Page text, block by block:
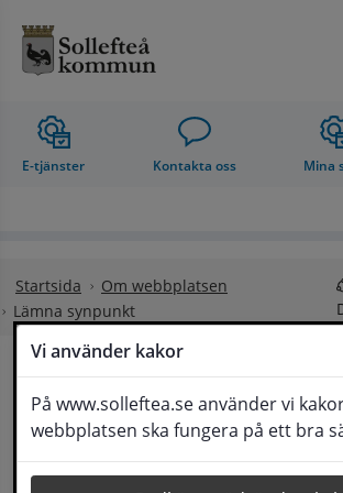
Vi använder kakor
På www.solleftea.se använder vi
webbplatsen ska fungera på ett bra
E-tjänster Kontakta oss Mina
Startsida
Om webbplatsen
Lämna synpunkt
Lämna synpunkt
Här kan du lämna synpunkter,